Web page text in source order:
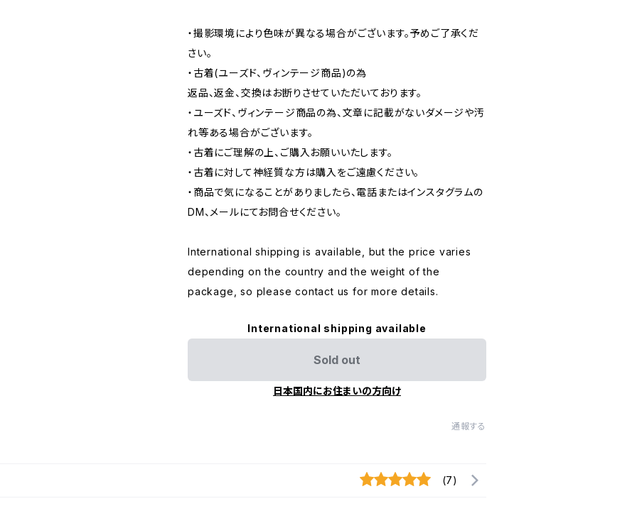
・撮影環境により色味が異なる場合がございます。予めご了承くだ
さい。
・古着(ユーズド、ヴィンテージ商品)の為
返品、返金、交換はお断りさせていただいております。
・ユーズド、ヴィンテージ商品の為、文章に記載がないダメージや汚
れ等ある場合がございます。
・古着にご理解の上、ご購入お願いいたします。
・古着に対して神経質な方は購入をご遠慮ください。
・商品で気になることがありましたら、電話またはインスタグラムの
DM、メールにてお問合せください。
International shipping is available, but the price varies
depending on the country and the weight of the
package, so please contact us for more details.
International shipping available
Sold out
日本国内にお住まいの方向け
通報する
(7)